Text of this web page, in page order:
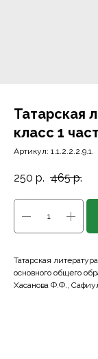
Татарская
класс 1
Артикул: 1.1.2.2.2.9.1.
250 р. 465 р.
Татарская
основного общего
Хасанова Ф.Ф.,